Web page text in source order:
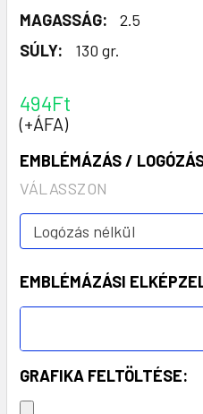
MAGASSÁG:
2.5
SÚLY:
130 gr.
494Ft
(+ÁFA)
EMBLÉMÁZÁS /
VÁLASSZON
EMBLÉMÁZÁSI
GRAFIKA FELTÖLTÉSE: